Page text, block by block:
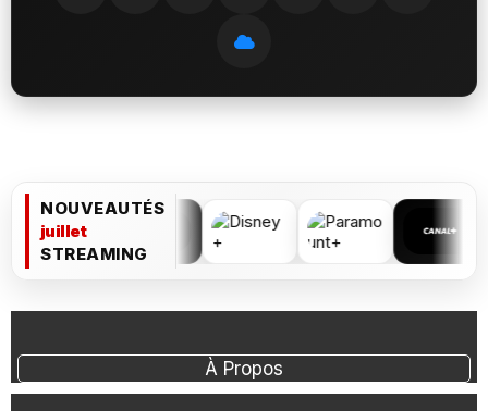
NOUVEAUTÉS
juillet
STREAMING
À Propos